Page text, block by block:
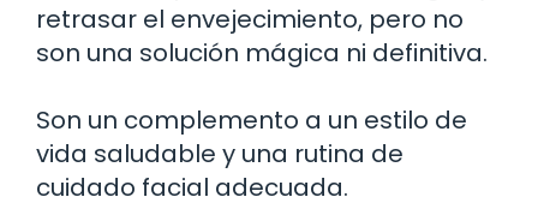
retrasar el envejecimiento, pero no
son una solución mágica ni definitiva.
Son un complemento a un estilo de
vida saludable y una rutina de
cuidado facial adecuada.